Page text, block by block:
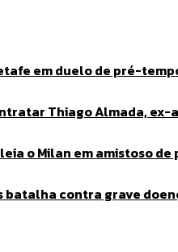
em duelo de pré-
Thiago Almada, ex-
o Milan em amistoso
batalha contra grave